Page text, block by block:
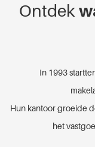
Ontdek
In 1993
Hun kantoor groeide
het